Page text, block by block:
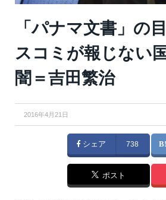
「パナマ文書」の
スコミが報じない
闇＝吉田繁治
2016年4月21日
シェア 738
ポスト